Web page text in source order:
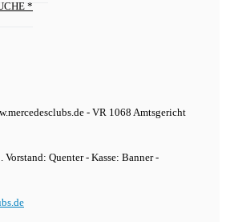
*
- VR 1068 Amtsgericht
Vorstand: Quenter - Kasse: Banner -